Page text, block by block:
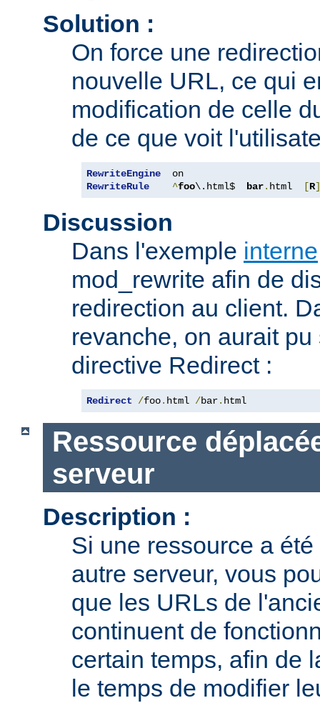
Solution :
On force une
nouvelle URL, ce qui
modification de celle
de ce que voit
RewriteEngine
RewriteRule
^foo\.html$ bar. html [R]
Discussion
Dans l'exemple interne
mod_rewrite afin de
redirection au client.
revanche, on aurait
directive Redirect :
Redirect /foo. html /bar. html
Ressource
serveur
Description :
Si une ressource a
autre serveur, vous
que les URLs de
continuent de
certain temps, afin de
le temps de modifier